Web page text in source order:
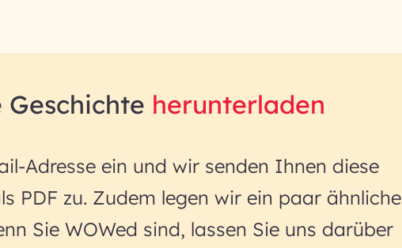
Geschichte herunterladen
Adresse ein und wir senden Ihnen diese
PDF zu. Zudem legen wir ein paar ähnliche
Sie WOWed sind, lassen Sie uns darüber